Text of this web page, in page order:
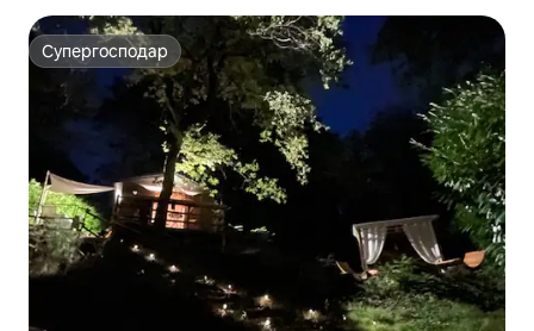
Супергосподар
Супергосподар